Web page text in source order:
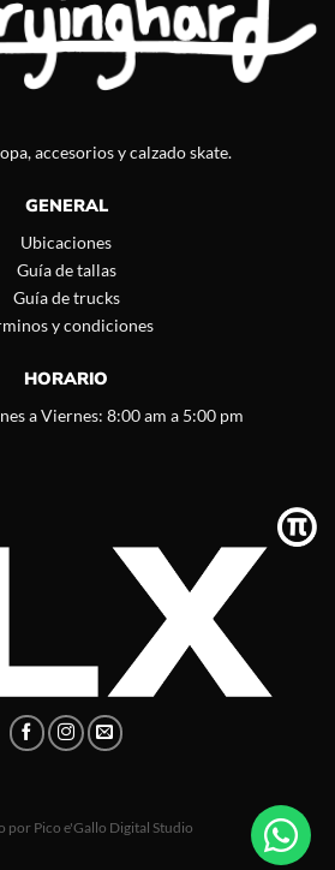
accesorios y calzado skate.
GENERAL
Ubicaciones
Guía de tallas
Guía de trucks
y condiciones
HORARIO
a Viernes: 8:00 am a 5:00 pm
por Pico e'Gallo Digital Studio